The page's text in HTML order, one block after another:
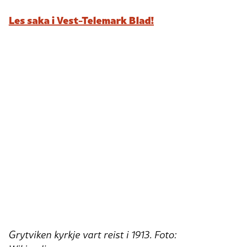
Les saka i Vest-Telemark Blad!
Grytviken kyrkje vart reist i 1913. Foto: